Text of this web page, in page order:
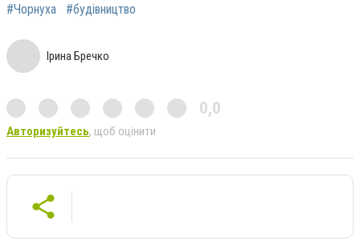
#Чорнуха #будівництво
Ірина Бречко
0,0
Авторизуйтесь, щоб оцінити